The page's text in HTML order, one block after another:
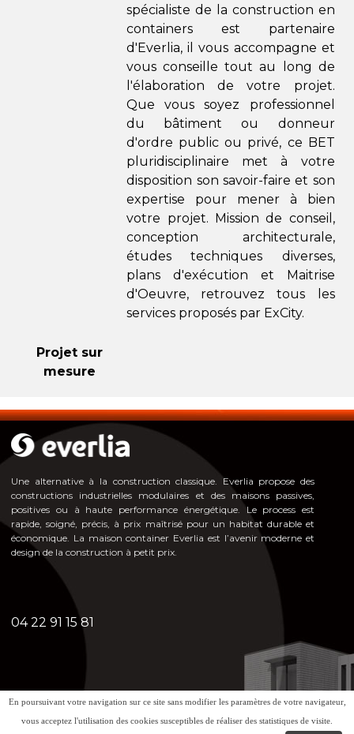
Projet sur
mesure
spécialiste de la construction en
containers est partenaire
d'Everlia, il vous accompagne et
vous conseille tout au long de
l'élaboration de votre projet.
Que vous soyez professionnel
du bâtiment ou donneur
d'ordre public ou privé, ce BET
pluridisciplinaire met à votre
disposition son savoir-faire et son
expertise pour mener à bien
votre projet. Mission de conseil,
conception architecturale,
études techniques diverses,
plans d'exécution et Maitrise
d'Oeuvre, retrouvez tous les
services proposés par ExCity.
Une alternative à la construction classique. Everlia propose des
constructions industrielles modulaires et des maisons passives,
positives ou à haute performance énergétique. Le process est
rapide, soigné, précis, à prix maîtrisé pour un habitat durable et
économique. La maison container Everlia est l’avenir moderne et
design de la construction à petit prix.
04 22 91 15 81
En poursuivant votre navigation sur ce site sans modifier les paramètres de votre navigateur,
vous acceptez l'utilisation des cookies susceptibles de réaliser des statistiques de visite.